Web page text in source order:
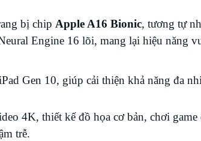
bị chip Apple A16 Bionic, tương tự
Engine 16 lõi, mang lại hiệu năng
Gen 10, giúp cải thiện khả năng đa
4K, thiết kế đồ họa cơ bản, chơi game
trễ.